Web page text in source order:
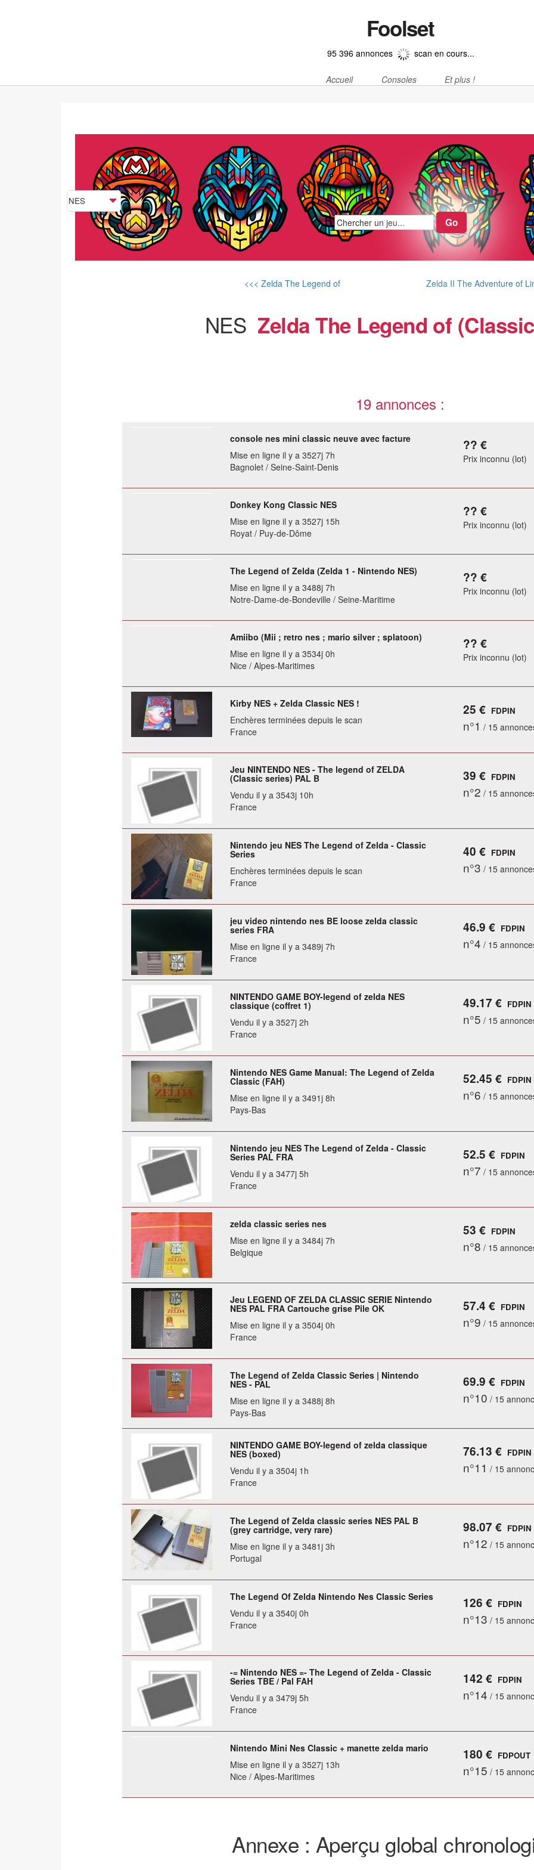
Foolset
95 396 annonces scan en cours...
Accueil Consoles Et plus !
<<< Zelda The Legend of Zelda II The Adventure of
NES Zelda The Legend of
19 annonces :
console nes mini classic neuve avec facture
Mise en ligne il y a 3527j 7h
Bagnolet / Seine-Saint-Denis
?? €
Prix inconnu (lot)
Donkey Kong Classic NES
Mise en ligne il y a 3527j 15h
Royat / Puy-de-Dôme
?? €
Prix inconnu (lot)
The Legend of Zelda (Zelda 1 - Nintendo NES)
Mise en ligne il y a 3488j 7h
Notre-Dame-de-Bondeville / Seine-Maritime
?? €
Prix inconnu (lot)
Amiibo (Mii ; retro nes ; mario silver ; splatoon)
Mise en ligne il y a 3534j 0h
Nice / Alpes-Maritimes
?? €
Prix inconnu (lot)
Kirby NES + Zelda Classic NES !
Enchères terminées depuis le scan
France
25 € FDPIN
n°1 / 15
Jeu NINTENDO NES - The legend of ZELDA
(Classic series) PAL B
Vendu il y a 3543j 10h
France
39 € FDPIN
n°2 / 15
Nintendo jeu NES The Legend of Zelda - Classic
Series
Enchères terminées depuis le scan
France
40 € FDPIN
n°3 / 15
jeu video nintendo nes BE loose zelda classic
series FRA
Mise en ligne il y a 3489j 7h
France
46.9 € FDPIN
n°4 / 15
NINTENDO GAME BOY-legend of zelda NES
classique (coffret 1)
Vendu il y a 3527j 2h
France
49.17 € FDPIN
n°5 / 15
Nintendo NES Game Manual: The Legend of Zelda
Classic (FAH)
Mise en ligne il y a 3491j 8h
Pays-Bas
52.45 € FDPIN
n°6 / 15
Nintendo jeu NES The Legend of Zelda - Classic
Series PAL FRA
Vendu il y a 3477j 5h
France
52.5 € FDPIN
n°7 / 15
zelda classic series nes
Mise en ligne il y a 3484j 7h
Belgique
53 € FDPIN
n°8 / 15
Jeu LEGEND OF ZELDA CLASSIC SERIE Nintendo
NES PAL FRA Cartouche grise Pile OK
Mise en ligne il y a 3504j 0h
France
57.4 € FDPIN
n°9 / 15
The Legend of Zelda Classic Series | Nintendo
NES - PAL
Mise en ligne il y a 3488j 8h
Pays-Bas
69.9 € FDPIN
n°10 / 15
NINTENDO GAME BOY-legend of zelda classique
NES (boxed)
Vendu il y a 3504j 1h
France
76.13 € FDPIN
n°11 / 15
The Legend of Zelda classic series NES PAL B
(grey cartridge, very rare)
Mise en ligne il y a 3481j 3h
Portugal
98.07 € FDPIN
n°12 / 15
The Legend Of Zelda Nintendo Nes Classic Series
Vendu il y a 3540j 0h
France
126 € FDPIN
n°13 / 15
-= Nintendo NES =- The Legend of Zelda - Classic
Series TBE / Pal FAH
Vendu il y a 3479j 5h
France
142 € FDPIN
n°14 / 15
Nintendo Mini Nes Classic + manette zelda mario
Mise en ligne il y a 3527j 13h
Nice / Alpes-Maritimes
180 € FDPOUT
n°15 / 15
Annexe : Aperçu global